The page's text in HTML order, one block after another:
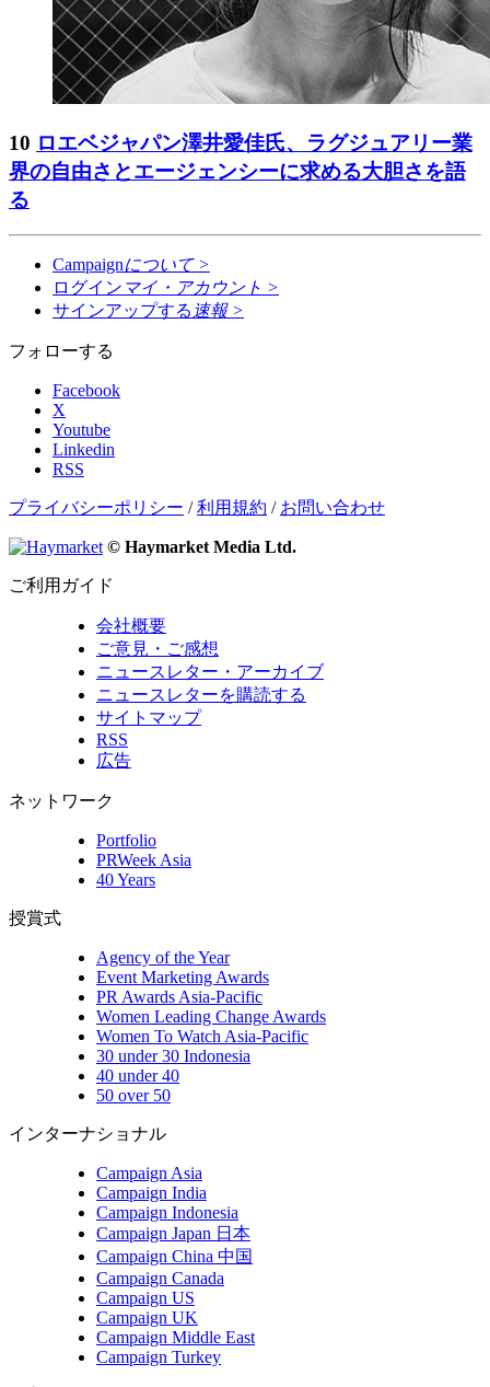
10 ロエベジャパン澤井愛佳氏、ラグジュアリー業
界の自由さとエージェンシーに求める大胆さを語
る
Campaignについて >
ログイン マイ・アカウント >
サインアップする 速報 >
フォローする
Facebook
X
Youtube
Linkedin
RSS
プライバシーポリシー /利用規約 / お問い合わせ
© Haymarket Media Ltd.
ご利用ガイド
会社概要
ご意見・ご感想
ニュースレター・アーカイブ
ニュースレターを購読する
サイトマップ
RSS
広告
ネットワーク
Portfolio
PRWeek Asia
40 Years
授賞式
Agency of the Year
Event Marketing Awards
PR Awards Asia-Pacific
Women Leading Change Awards
Women To Watch Asia-Pacific
30 under 30 Indonesia
40 under 40
50 over 50
インターナショナル
Campaign Asia
Campaign India
Campaign Indonesia
Campaign Japan 日本
Campaign China 中国
Campaign Canada
Campaign US
Campaign UK
Campaign Middle East
Campaign Turkey